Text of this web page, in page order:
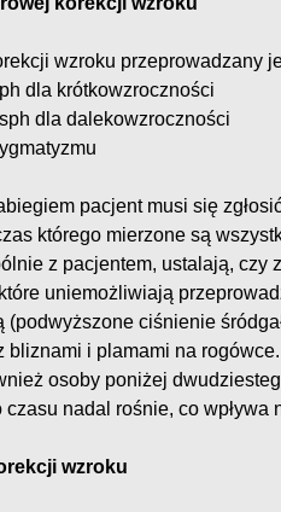
wzroku przeprowadzany
dla krótkowzroczności
dla dalekowzroczności
pacjent musi się
którego mierzone są
z pacjentem, ustalają, czy
uniemożliwiają
(podwyższone ciśnienie
bliznami i plamami na
osoby poniżej
czasu nadal rośnie, co wpływa
wzroku